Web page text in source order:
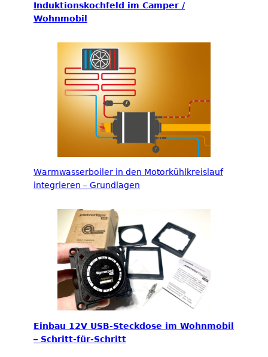
Induktionskochfeld im Camper /
Wohnmobil
Warmwasserboiler in den Motorkühlkreislauf
integrieren – Grundlagen
Einbau 12V USB-Steckdose im Wohnmobil
– Schritt-für-Schritt